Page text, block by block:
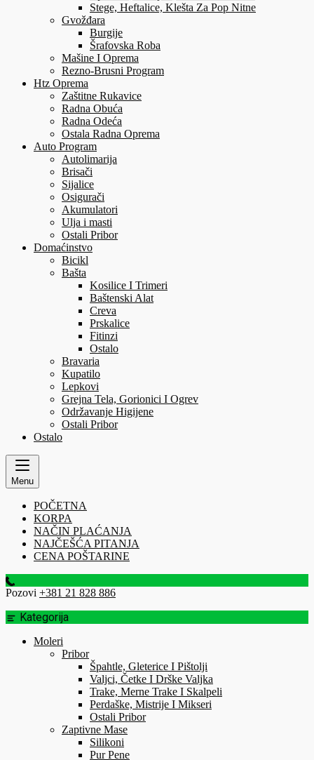
Stege, Heftalice, Klešta Za Pop Nitne
Gvožđara
Burgije
Šrafovska Roba
Mašine I Oprema
Rezno-Brusni Program
Htz Oprema
Zaštitne Rukavice
Radna Obuća
Radna Odeća
Ostala Radna Oprema
Auto Program
Autolimarija
Brisači
Sijalice
Osigurači
Akumulatori
Ulja i masti
Ostali Pribor
Domaćinstvo
Bicikl
Bašta
Kosilice I Trimeri
Baštenski Alat
Creva
Prskalice
Fitinzi
Ostalo
Bravaria
Kupatilo
Lepkovi
Grejna Tela, Gorionici I Ogrev
Održavanje Higijene
Ostali Pribor
Ostalo
Menu
POČETNA
KORPA
NAČIN PLAĆANJA
NAJČEŠĆA PITANJA
CENA POŠTARINE
Pozovi +381 21 828 886
Kategorija
Moleri
Pribor
Špahtle, Gleterice I Pištolji
Valjci, Četke I Drške Valjka
Trake, Merne Trake I Skalpeli
Perdaške, Mistrije I Mikseri
Ostali Pribor
Zaptivne Mase
Silikoni
Pur Pene